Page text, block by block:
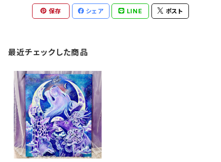
保存 シェア LINE ポスト
最近チェックした商品